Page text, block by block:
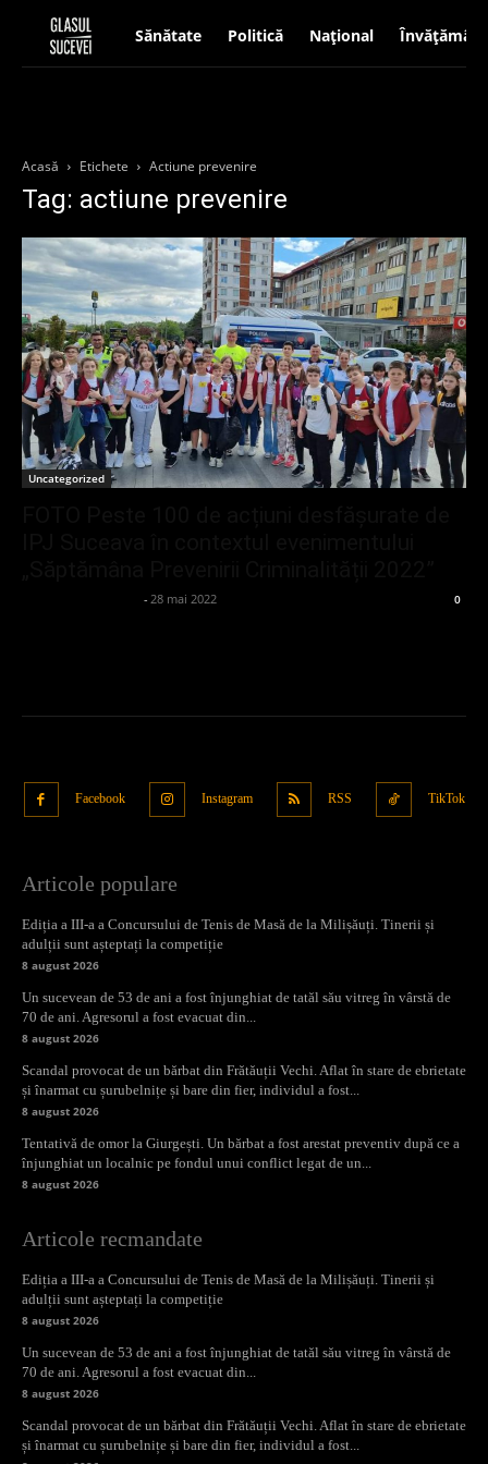
Sănătate Politică Național Învățământ
Acasă Etichete Actiune prevenire
Tag: actiune prevenire
Uncategorized
- 28 mai 2022 0
Facebook Instagram RSS TikTok
Articole populare
Ediția a III-a a Concursului de Tenis de Masă de la Milișăuți. Tinerii și
adulții sunt așteptați la competiție
8 august 2026
Un sucevean de 53 de ani a fost înjunghiat de tatăl său vitreg în vârstă de
70 de ani. Agresorul a fost evacuat din...
8 august 2026
Scandal provocat de un bărbat din Frătăuții Vechi. Aflat în stare de ebrietate
și înarmat cu șurubelnițe și bare din fier, individul a fost...
8 august 2026
Tentativă de omor la Giurgești. Un bărbat a fost arestat preventiv după ce a
înjunghiat un localnic pe fondul unui conflict legat de un...
8 august 2026
Articole recmandate
Ediția a III-a a Concursului de Tenis de Masă de la Milișăuți. Tinerii și
adulții sunt așteptați la competiție
8 august 2026
Un sucevean de 53 de ani a fost înjunghiat de tatăl său vitreg în vârstă de
70 de ani. Agresorul a fost evacuat din...
8 august 2026
Scandal provocat de un bărbat din Frătăuții Vechi. Aflat în stare de ebrietate
și înarmat cu șurubelnițe și bare din fier, individul a fost...